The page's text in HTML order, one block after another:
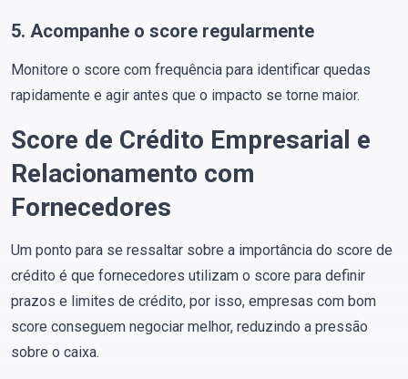
5. Acompanhe o score regularmente
Monitore o score com frequência para identificar quedas
rapidamente e agir antes que o impacto se torne maior.
Score de Crédito Empresarial e
Relacionamento com
Fornecedores
Um ponto para se ressaltar sobre a importância do score de
crédito é que fornecedores utilizam o score para definir
prazos e limites de crédito, por isso, empresas com bom
score conseguem negociar melhor, reduzindo a pressão
sobre o caixa.